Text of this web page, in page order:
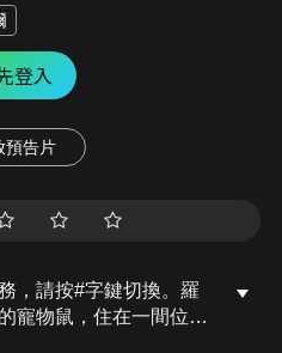
登入
預告片
，請按#字鍵切換。羅
寵物鼠，住在一間位於